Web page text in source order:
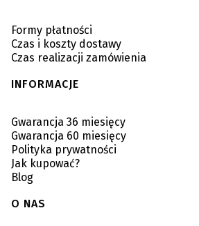
Formy płatności
Czas i koszty dostawy
Czas realizacji zamówienia
INFORMACJE
Gwarancja 36 miesięcy
Gwarancja 60 miesięcy
Polityka prywatności
Jak kupować?
Blog
O NAS